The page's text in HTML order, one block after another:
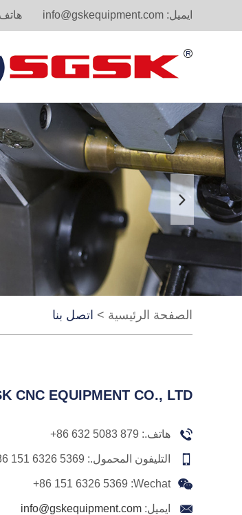
ايميل: info@gskequipment.com
الصفحة الرئيسية > اتصل بنا
CNC EQUIPMENT CO., LTD.
هاتف.: +86 632 5083 879
التليفون المحمول.: 151 6326 5369
Wechat:
+86 151 6326 5369
ايميل: info@gskequipment.com